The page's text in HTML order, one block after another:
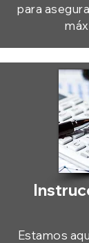
para
Estamos